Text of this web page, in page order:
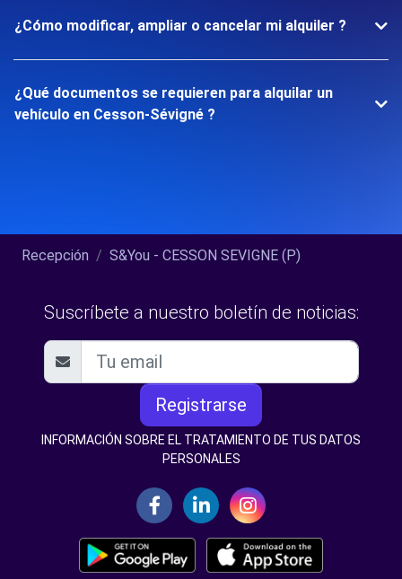
¿Cómo modificar, ampliar o cancelar mi alquiler ?
¿Qué documentos se requieren para alquilar un
vehículo en Cesson-Sévigné ?
Recepción S&You - CESSON SEVIGNE (P)
Suscríbete a nuestro boletín de noticias:
Registrarse
INFORMACIÓN SOBRE EL TRATAMIENTO DE TUS DATOS
PERSONALES